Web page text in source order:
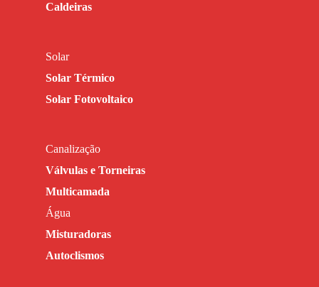
Caldeiras
Solar
Solar Térmico
Solar Fotovoltaico
Canalização
Válvulas e Torneiras
Multicamada
Água
Misturadoras
Autoclismos